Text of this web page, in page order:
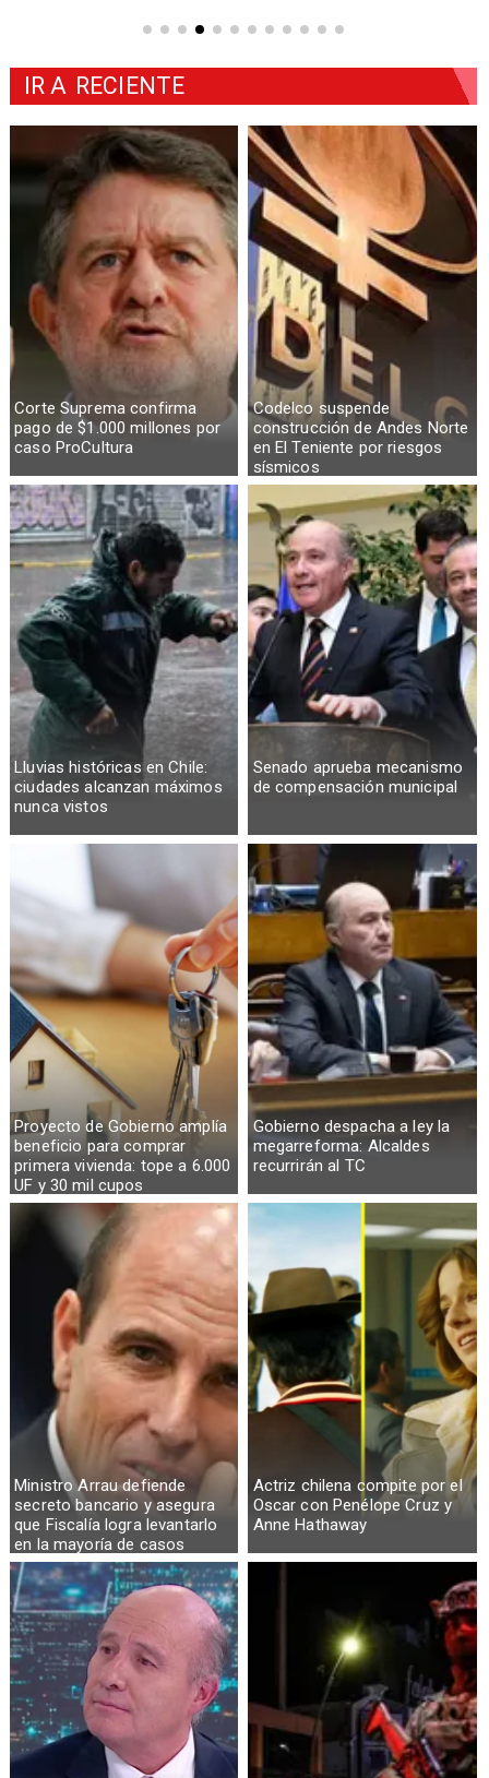
Corte Suprema confirma
pago de $1.000 millones por
caso ProCultura
Codelco suspende
construcción de Andes Norte
en El Teniente por riesgos
sísmicos
Lluvias históricas en Chile:
ciudades alcanzan máximos
nunca vistos
Senado aprueba mecanismo
de compensación municipal
Proyecto de Gobierno amplía
beneficio para comprar
primera vivienda: tope a 6.000
UF y 30 mil cupos
Gobierno despacha a ley la
megarreforma: Alcaldes
recurrirán al TC
Ministro Arrau defiende
secreto bancario y asegura
que Fiscalía logra levantarlo
en la mayoría de casos
Actriz chilena compite por el
Oscar con Penélope Cruz y
Anne Hathaway
IR A RECIENTE